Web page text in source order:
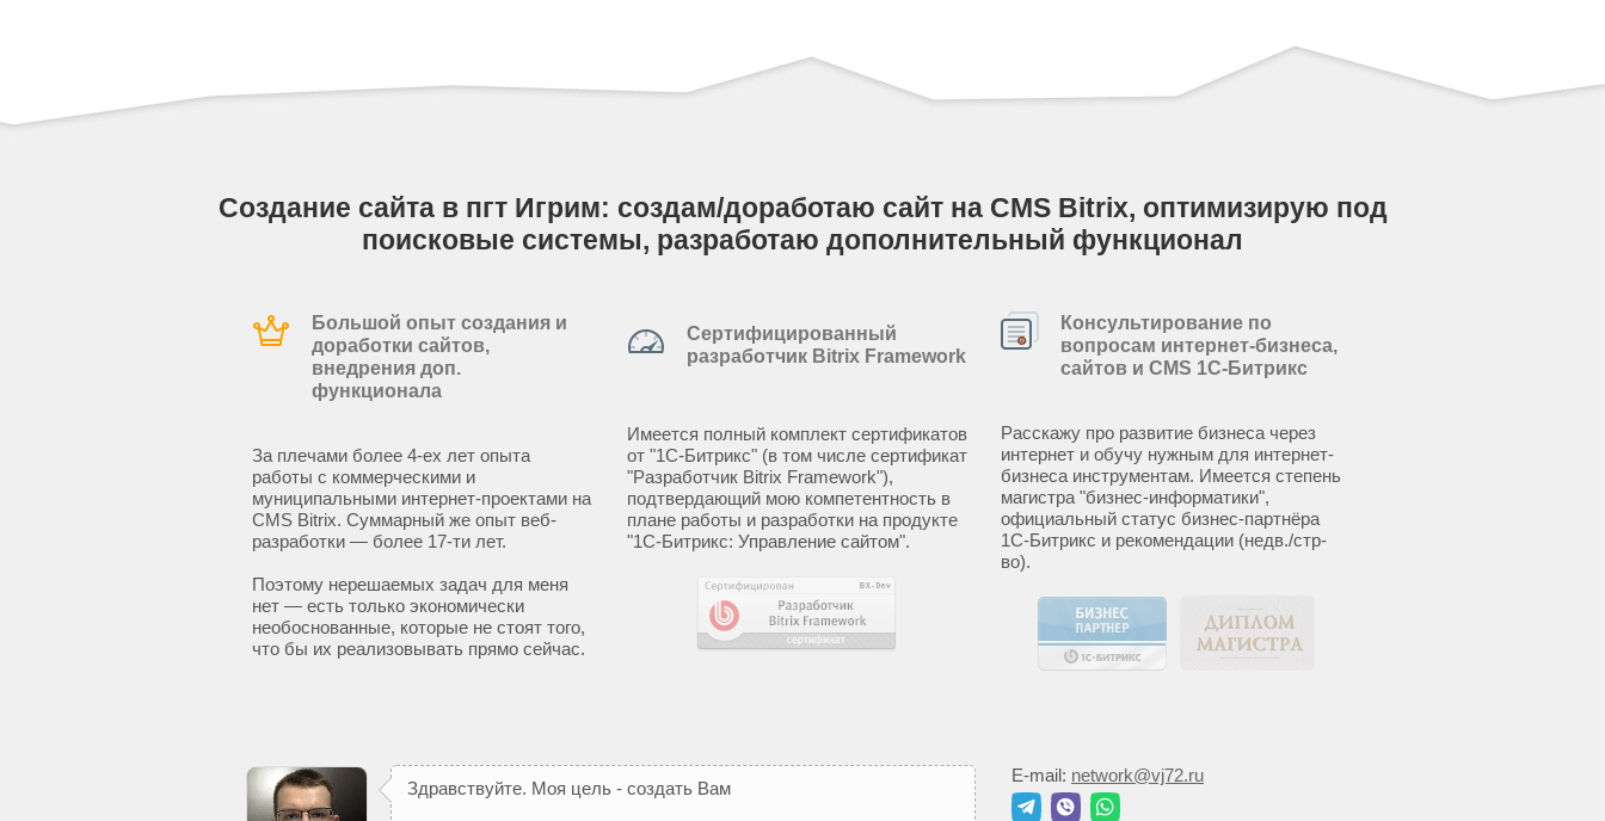
Создание сайта в пгт Игрим: создам/доработаю сайт на CMS Bitrix, оптимизирую под
поисковые системы, разработаю дополнительный функционал
Большой опыт создания и
доработки сайтов,
внедрения доп.
функционала
За плечами более 4-ех лет опыта
работы с коммерческими и
муниципальными интернет-проектами на
CMS Bitrix. Суммарный же опыт веб-
разработки — более 17-ти лет.
Поэтому нерешаемых задач для меня
нет — есть только экономически
необоснованные, которые не стоят того,
что бы их реализовывать прямо сейчас.
Сертифицированный
разработчик Bitrix Framework
Имеется полный комплект сертификатов
от "1С-Битрикс" (в том числе сертификат
"Разработчик Bitrix Framework"),
подтвердающий мою компетентность в
плане работы и разработки на продукте
"1С-Битрикс: Управление сайтом".
Консультирование по
вопросам интернет-бизнеса,
сайтов и CMS 1С-Битрикс
Расскажу про развитие бизнеса через
интернет и обучу нужным для интернет-
бизнеса инструментам. Имеется степень
магистра "бизнес-информатики",
официальный статус бизнес-партнёра
1С-Битрикс и рекомендации (недв./стр-
во).
Здравствуйте. Моя цель - создать Вам
E-mail: network@vj72.ru